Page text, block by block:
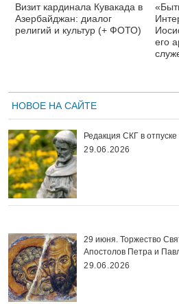
Визит кардинала Кувакада в
Азербайджан: диалог
религий и культур (+ ФОТО)
его
НОВОЕ НА САЙТЕ
Редакция СКГ в отпуске
29.06.2026
29 июня. Торжество
Апостолов Петра и
29.06.2026